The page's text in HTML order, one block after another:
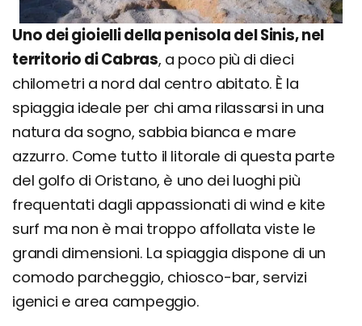
Uno dei gioielli della penisola del Sinis, nel
territorio di Cabras, a poco più di dieci
chilometri a nord dal centro abitato. È la
spiaggia ideale per chi ama rilassarsi in una
natura da sogno, sabbia bianca e mare
azzurro. Come tutto il litorale di questa parte
del golfo di Oristano, è uno dei luoghi più
frequentati dagli appassionati di wind e kite
surf ma non è mai troppo affollata viste le
grandi dimensioni. La spiaggia dispone di un
comodo parcheggio, chiosco-bar, servizi
igenici e area campeggio.